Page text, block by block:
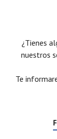
¿Tienes
nuestros
Te